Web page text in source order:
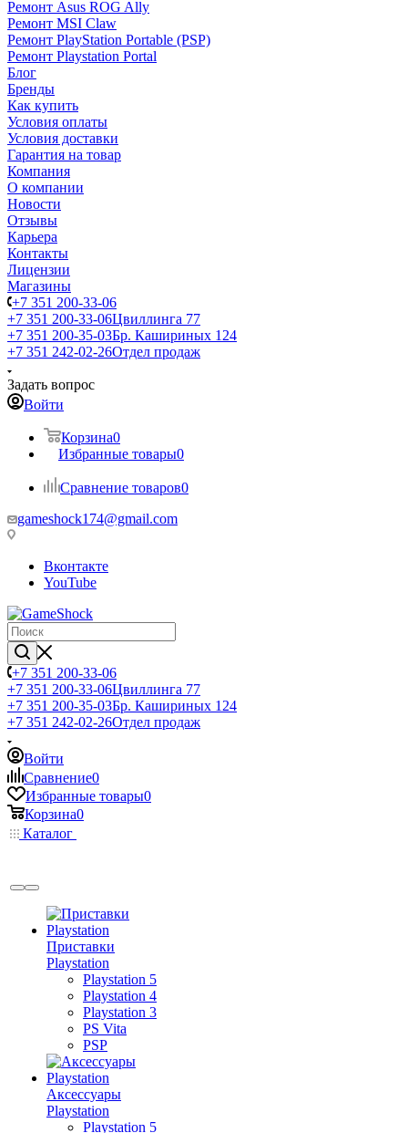
Ремонт Asus ROG Ally
Ремонт MSI Claw
Ремонт PlayStation Portable (PSP)
Ремонт Playstation Portal
Блог
Бренды
Как купить
Условия оплаты
Условия доставки
Гарантия на товар
Компания
О компании
Новости
Отзывы
Карьера
Контакты
Лицензии
Магазины
+7 351 200-33-06
+7 351 200-33-06Цвиллинга 77
+7 351 200-35-03Бр. Кашириных 124
+7 351 242-02-26Отдел продаж
Задать вопрос
Войти
Корзина0
Избранные товары0
Сравнение товаров0
gameshock174@gmail.com
Вконтакте
YouTube
+7 351 200-33-06
+7 351 200-33-06Цвиллинга 77
+7 351 200-35-03Бр. Кашириных 124
+7 351 242-02-26Отдел продаж
Войти
Сравнение0
Избранные товары0
Корзина0
Каталог
Приставки
Playstation
Playstation 5
Playstation 4
Playstation 3
PS Vita
PSP
Аксессуары
Playstation
Playstation 5